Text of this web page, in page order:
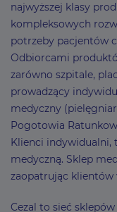
najwyższej klasy
kompleksowych
potrzeby pacjentów
Odbiorcami
zarówno szpitale,
prowadzący
medyczny
Pogotowia
Klienci indywidualni,
medyczną. Sklep
zaopatrując klientów
Cezal to sieć